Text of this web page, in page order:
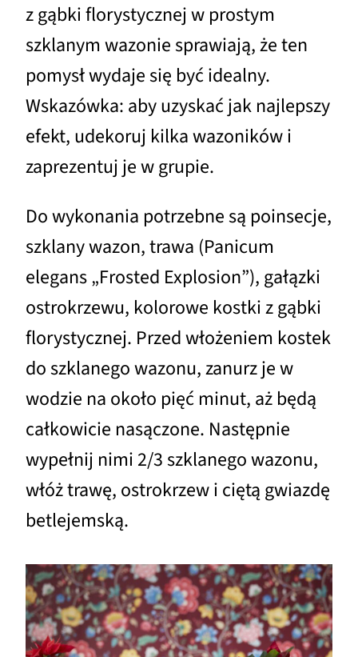
z gąbki florystycznej w prostym
szklanym wazonie sprawiają, że ten
pomysł wydaje się być idealny.
Wskazówka: aby uzyskać jak najlepszy
efekt, udekoruj kilka wazoników i
zaprezentuj je w grupie.
Do wykonania potrzebne są poinsecje,
szklany wazon, trawa (Panicum
elegans „Frosted Explosion”), gałązki
ostrokrzewu, kolorowe kostki z gąbki
florystycznej. Przed włożeniem kostek
do szklanego wazonu, zanurz je w
wodzie na około pięć minut, aż będą
całkowicie nasączone. Następnie
wypełnij nimi 2/3 szklanego wazonu,
włóż trawę, ostrokrzew i ciętą gwiazdę
betlejemską.